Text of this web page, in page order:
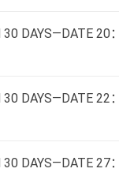
DAYS—DATE 20
30 DAYS—DATE 22
DAYS—DATE 27